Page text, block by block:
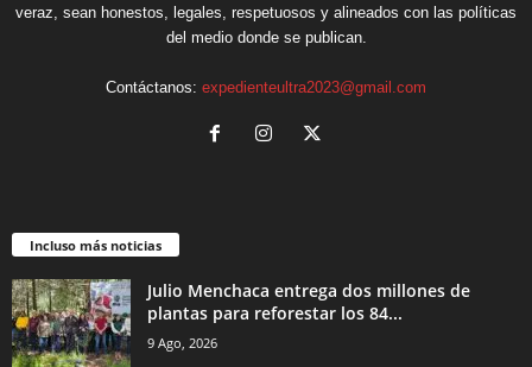
veraz, sean honestos, legales, respetuosos y alineados con las políticas
del medio donde se publican.
Contáctanos: expedienteultra2023@gmail.com
Incluso más noticias
Julio Menchaca entrega dos millones de
plantas para reforestar los 84...
9 Ago, 2026